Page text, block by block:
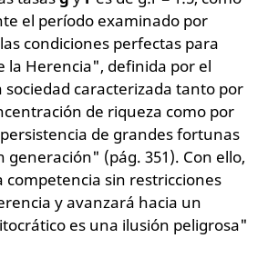
el período examinado por
condiciones perfectas para
la Herencia", definida por el
caracterizada tanto por
de riqueza como por
de grandes fortunas
generación" (pág. 351). Con ello,
competencia sin restricciones
y avanzará hacia un
es una ilusión peligrosa"